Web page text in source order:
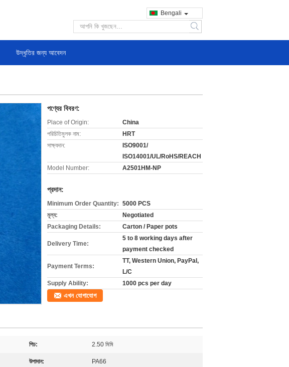
Bengali
search
উদ্ধৃতির জন্য আবেদন
পণ্যের বিবরণ:
Place of Origin:
China
পরিচিতিমুলক নাম:
HRT
সাক্ষ্যদান:
ISO9001/
ISO14001/UL/RoHS/REACH
Model Number:
A2501HM-NP
প্রদান:
Minimum Order Quantity: 5000 PCS
মূল্য:
Negotiated
Packaging Details:
Carton / Paper pots
Delivery Time:
5 to 8 working days after
payment checked
Payment Terms:
TT, Western Union, PayPal,
L/C
Supply Ability:
1000 pcs per day
এখন যোগাযোগ
পিচ: 2.50 মিমি
উপাদান: PA66